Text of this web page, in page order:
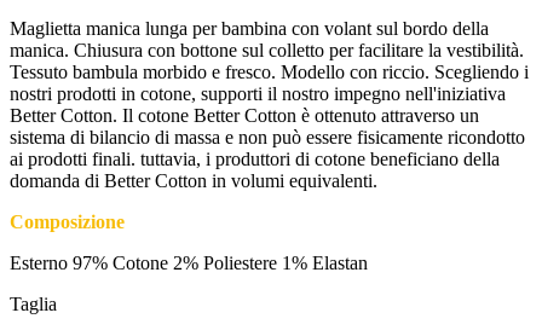
Maglietta manica lunga per bambina con volant sul bordo della
manica. Chiusura con bottone sul colletto per facilitare la vestibilità.
Tessuto bambula morbido e fresco. Modello con riccio. Scegliendo i
nostri prodotti in cotone, supporti il nostro impegno nell'iniziativa
Better Cotton. Il cotone Better Cotton è ottenuto attraverso un
sistema di bilancio di massa e non può essere fisicamente ricondotto
ai prodotti finali. tuttavia, i produttori di cotone beneficiano della
domanda di Better Cotton in volumi equivalenti.
Composizione
Esterno 97% Cotone 2% Poliestere 1% Elastan
Taglia